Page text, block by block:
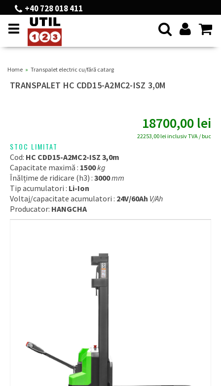
+40 728 018 411
Toggle
navigation
Home Transpalet electric cu/fără catarg
TRANSPALET HC CDD15-A2MC2-ISZ 3,0M
18700,00 lei
22253,00 lei inclusiv TVA / buc
STOC LIMITAT
Cod: HC CDD15-A2MC2-ISZ 3,0m
Capacitate maximă : 1500kg
Înălțime de ridicare (h3) : 3000mm
Tip acumulatori : Li-Ion
Voltaj/capacitate acumulatori : 24V/60Ah V/Ah
Producator: HANGCHA